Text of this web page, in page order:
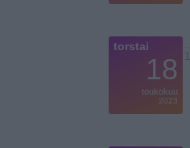
torstai
18
toukokuu
2023